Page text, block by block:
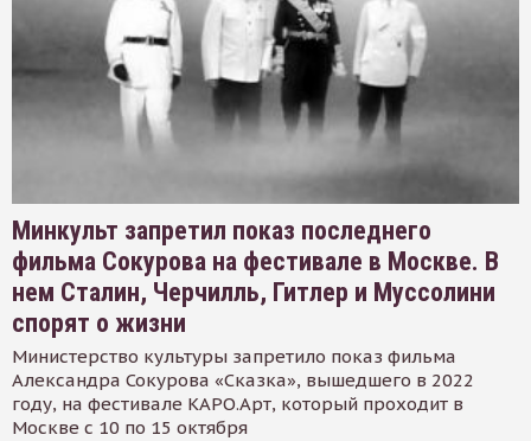
Минкульт запретил показ последнего
фильма Сокурова на фестивале в Москве. В
нем Сталин, Черчилль, Гитлер и Муссолини
спорят о жизни
Министерство культуры запретило показ фильма
Александра Сокурова «Сказка», вышедшего в 2022
году, на фестивале КАРО.Арт, который проходит в
Москве с 10 по 15 октября